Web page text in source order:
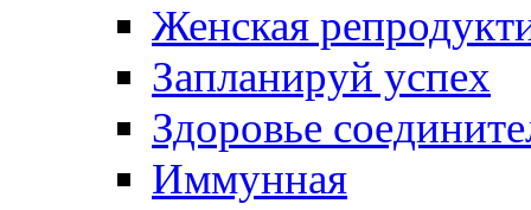
Женская
Запланируй успех
Здоровье
Иммунная